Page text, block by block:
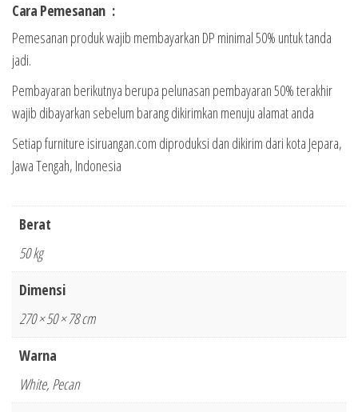
Cara Pemesanan :
Pemesanan produk wajib membayarkan DP minimal 50% untuk tanda
jadi.
Pembayaran berikutnya berupa pelunasan pembayaran 50% terakhir
wajib dibayarkan sebelum barang dikirimkan menuju alamat anda
Setiap furniture isiruangan.com diproduksi dan dikirim dari kota Jepara,
Jawa Tengah, Indonesia
Berat
50 kg
Dimensi
270 × 50 × 78 cm
Warna
White, Pecan